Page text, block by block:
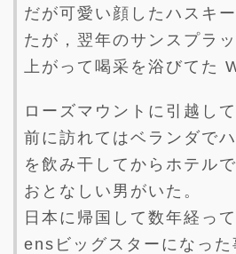
だが可愛い顔したハスキ
たが，翌年のサンスプラ
上がって喝采を浴びてた
ローズマウントに引越し
前に訪れてはベランダで
を飲み干してからホテル
おとなしい男がいた。
日本に帰国して数年経っ
ensビッグスターになっ